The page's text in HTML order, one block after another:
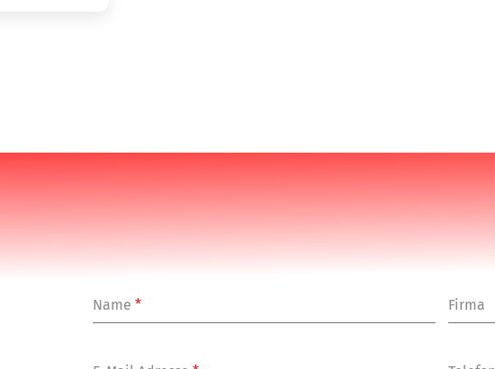
Name* Firma